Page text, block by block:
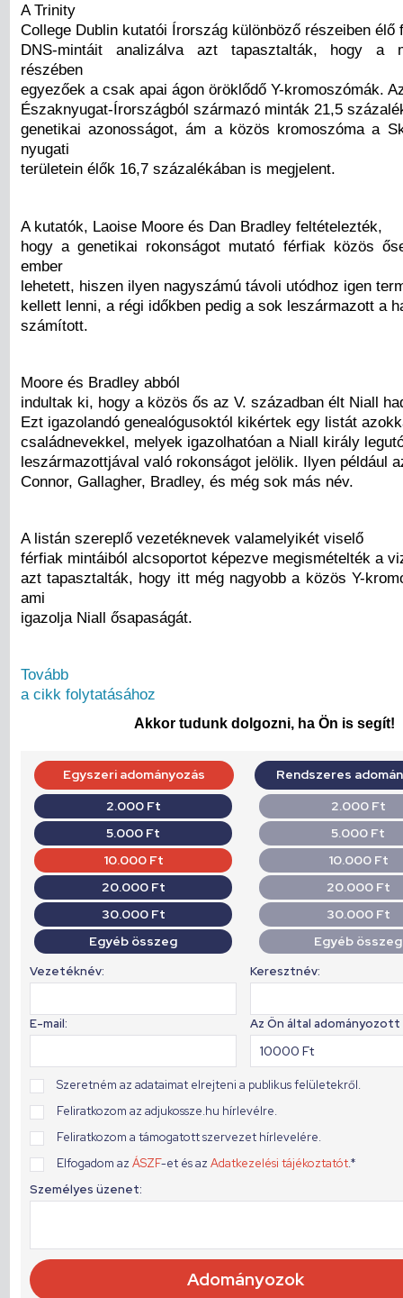
A Trinity
College Dublin kutatói Írország különböző részeiben élő
DNS-mintáit analizálva azt tapasztalták, hogy a
részében
egyezőek a csak apai ágon öröklődő Y-kromoszómák.
Északnyugat-Írországból származó minták 21,5
genetikai azonosságot, ám a közös kromoszóma a
nyugati
területein élők 16,7 százalékában is megjelent.
A kutatók, Laoise Moore és Dan Bradley feltételezték,
hogy a genetikai rokonságot mutató férfiak közös
ember
lehetett, hiszen ilyen nagyszámú távoli utódhoz igen
kellett lenni, a régi időkben pedig a sok leszármazott a
számított.
Moore és Bradley abból
indultak ki, hogy a közös ős az V. században élt Niall
Ezt igazolandó genealógusoktól kikértek egy listát
családnevekkel, melyek igazolhatóan a Niall király
leszármazottjával való rokonságot jelölik. Ilyen például
Connor, Gallagher, Bradley, és még sok más név.
A listán szereplő vezetéknevek valamelyikét viselő
férfiak mintáiból alcsoportot képezve megismételték a
azt tapasztalták, hogy itt még nagyobb a közös Y-
ami
igazolja Niall ősapaságát.
Tovább
a cikk folytatásához
Akkor tudunk dolgozni, ha Ön is segít!